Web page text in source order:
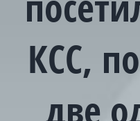
КСС,
две